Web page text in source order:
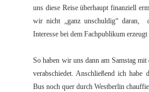
uns diese Reise überhaupt finanziell
wir nicht „ganz unschuldig“ daran,
Interesse bei dem Fachpublikum erzeugt
So haben wir uns dann am Samstag mit
verabschiedet. Anschließend ich habe
Bus noch quer durch Westberlin